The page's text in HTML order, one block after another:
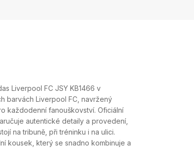
Liverpool FC JSY KB1466 v
barvách Liverpool FC, navržený
každodenní fanouškovství. Oficiální
autentické detaily a provedení,
na tribuně, při tréninku i na ulici.
kousek, který se snadno kombinuje a